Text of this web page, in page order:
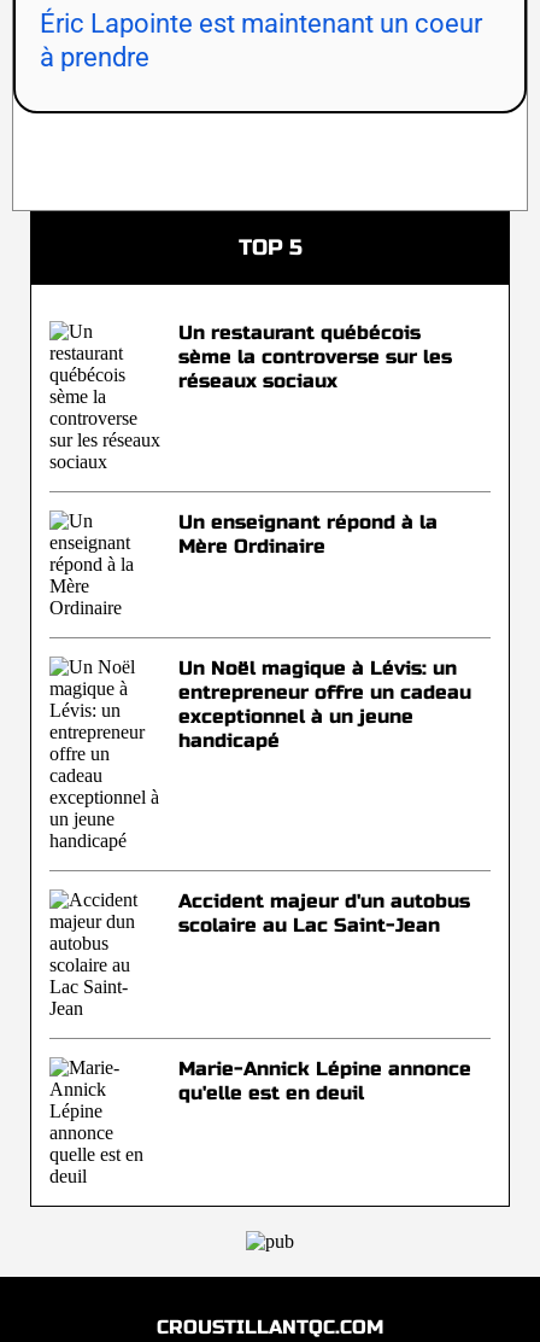
Éric Lapointe est maintenant un coeur
à prendre
TOP 5
Un restaurant québécois
sème la controverse sur les
réseaux sociaux
Un enseignant répond à la
Mère Ordinaire
Un Noël magique à Lévis: un
entrepreneur offre un cadeau
exceptionnel à un jeune
handicapé
Accident majeur d'un autobus
scolaire au Lac Saint-Jean
Marie-Annick Lépine annonce
qu'elle est en deuil
CROUSTILLANTQC.COM